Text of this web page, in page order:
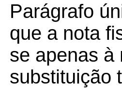
Parágrafo
que a nota
se apenas à
substituição